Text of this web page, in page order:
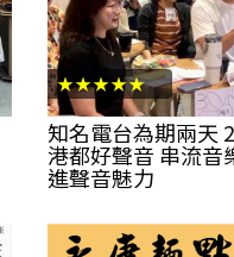
★★★★★
知名電台為期兩天
港都好聲音 串流音
進聲音魅力